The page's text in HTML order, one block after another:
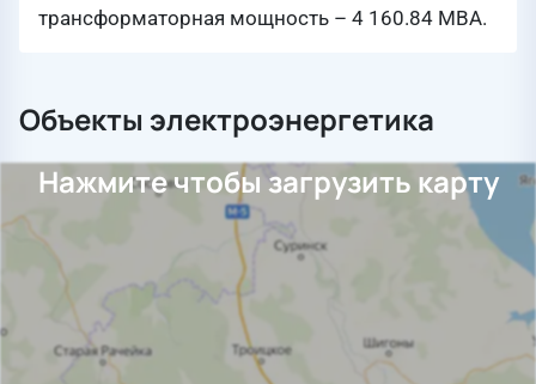
трансформаторная мощность – 4 160.84 МВА.
Объекты электроэнергетика
Нажмите чтобы загрузить карту